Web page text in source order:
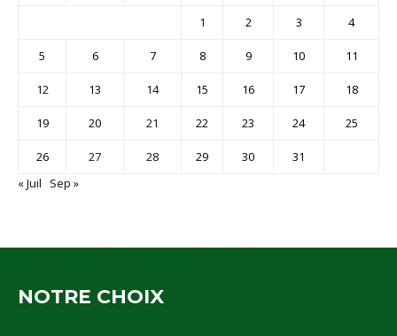
1 2 3 4
5 6 7 8 9 10 11
12 13 14 15 16 17 18
19 20 21 22 23 24 25
26 27 28 29 30
31
« Juil
Sep »
NOTRE CHOIX